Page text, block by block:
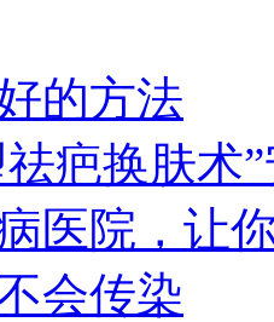
的方法
祛疤换肤术
医院，让
会传染